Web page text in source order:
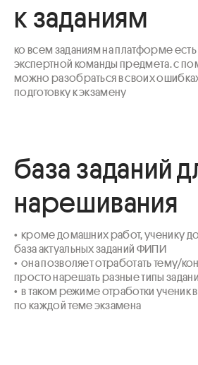
к заданиям
ко всем заданиям на платформе
экспертной команды предмета. с
можно разобраться в своих
подготовку к экзамену
база заданий
нарешивания
•  кроме домашних работ, ученику
база актуальных заданий ФИПИ
•  она позволяет отработать тему/
просто нарешать разные типы
•  в таком режиме отработки ученик
по каждой теме экзамена